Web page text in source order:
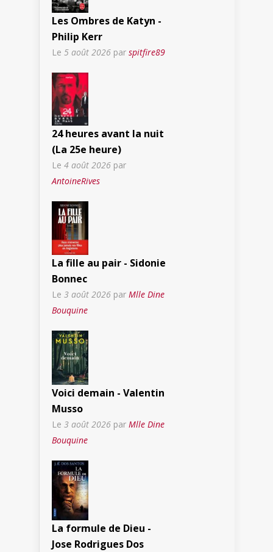
Les Ombres de Katyn -
Philip Kerr
Le 5 août 2026 par spitfire89
24 heures avant la nuit
(La 25e heure)
Le 4 août 2026 par
AntoineRives
La fille au pair - Sidonie
Bonnec
Le 3 août 2026 par Mlle Dine
Bouquine
Voici demain - Valentin
Musso
Le 3 août 2026 par Mlle Dine
Bouquine
La formule de Dieu -
Jose Rodrigues Dos